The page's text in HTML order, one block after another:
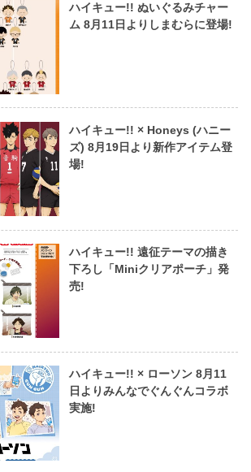
ハイキュー!! ぬいぐるみチャー
ム 8月11日よりしまむらに登場!
ハイキュー!! × Honeys (ハニー
ズ) 8月19日より新作アイテム登
場!
ハイキュー!! 遠征テーマの描き
下ろし「Miniクリアポーチ」発
売!
ハイキュー!! × ローソン 8月11
日よりみんなでぐんぐんコラボ
実施!